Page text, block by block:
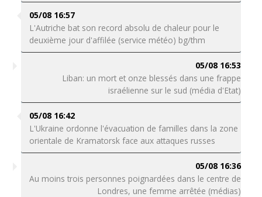
05/08 16:57
L'Autriche bat son record absolu de chaleur pour le
deuxième jour d'affilée (service météo) bg/thm
05/08 16:53
Liban: un mort et onze blessés dans une frappe
israélienne sur le sud (média d'Etat)
05/08 16:42
L'Ukraine ordonne l'évacuation de familles dans la zone
orientale de Kramatorsk face aux attaques russes
05/08 16:36
Au moins trois personnes poignardées dans le centre de
Londres, une femme arrêtée (médias)